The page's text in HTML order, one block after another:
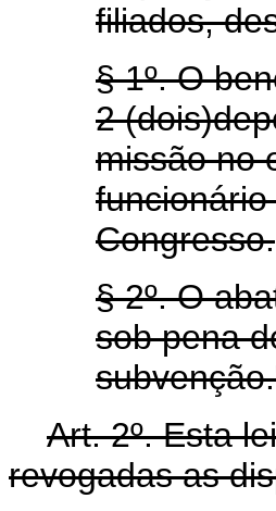
filiados,
§ 1º. O
2
missão no
Congresso.
§ 2º. O
sob pena
Art. 2º. Esta
revogadas as